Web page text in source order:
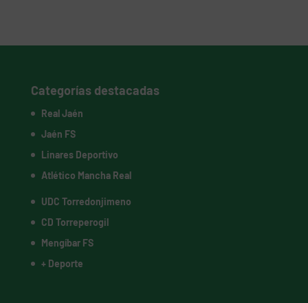
Categorías destacadas
Real Jaén
Jaén FS
Linares Deportivo
Atlético Mancha Real
UDC Torredonjimeno
CD Torreperogil
Mengíbar FS
+ Deporte